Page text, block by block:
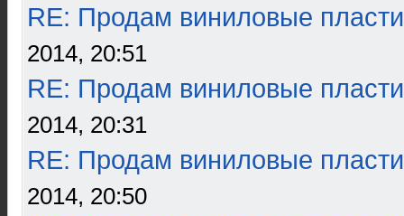
RE: Продам виниловые
2014, 20:51
RE: Продам виниловые
2014, 20:31
RE: Продам виниловые
2014, 20:50